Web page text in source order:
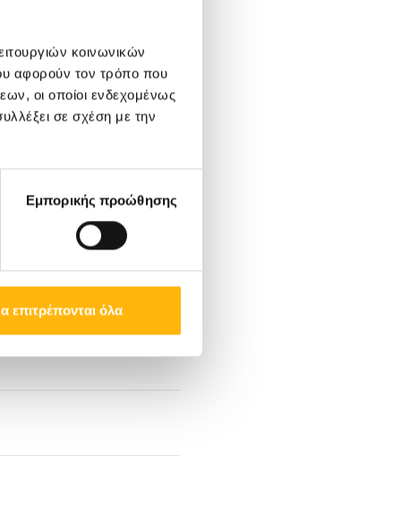
κοινωνικών
αφορούν τον τρόπο που
οι οποίοι ενδεχομένως
σε σχέση με την
Εμπορικής προώθησης
επιτρέπονται όλα